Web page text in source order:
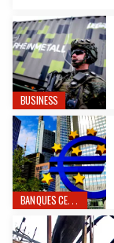
BUSINESS
BANQUES CENTRALES